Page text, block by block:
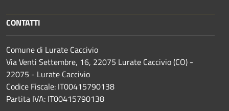
CONTATTI
Comune di Lurate Caccivio
Via Venti Settembre, 16, 22075 Lurate Caccivio (CO) -
22075 - Lurate Caccivio
Codice Fiscale: IT00415790138
Partita IVA: IT00415790138